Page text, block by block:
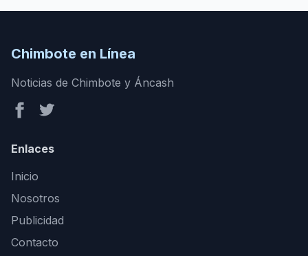
Chimbote en Línea
Noticias de Chimbote y Áncash
Enlaces
Inicio
Nosotros
Publicidad
Contacto